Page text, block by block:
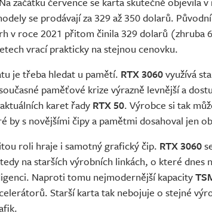
se prodávají za 329 až 350 dolarů.
v roce 2021 přitom činila 329 dolarů (zhruba
vrací prakticky na stejnou cenovku.
je třeba hledat u pamětí. RTX 3060využívá
paměťové krize výrazně levnější a
karet řadyRTX 50. Výrobce si tak
by s novějšími čipy a pamětmi dosahoval jen
roli hraje i samotný grafický čip. RTX 3060
na starších výrobních linkách, o které dnes
Naproti tomu nejmodernější kapacity
Starší karta tak nebojuje o stejné